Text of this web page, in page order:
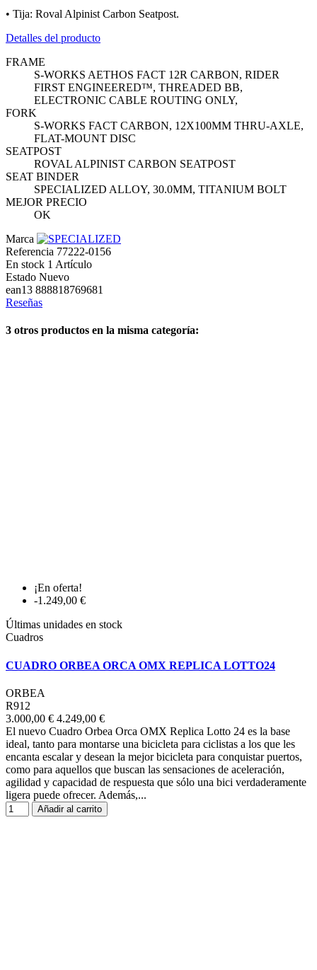
• Tija: Roval Alpinist Carbon Seatpost.
Detalles del producto
FRAME
S-WORKS AETHOS FACT 12R CARBON, RIDER
FIRST ENGINEERED™, THREADED BB,
ELECTRONIC CABLE ROUTING ONLY,
FORK
S-WORKS FACT CARBON, 12X100MM THRU-AXLE,
FLAT-MOUNT DISC
SEATPOST
ROVAL ALPINIST CARBON SEATPOST
SEAT BINDER
SPECIALIZED ALLOY, 30.0MM, TITANIUM BOLT
MEJOR PRECIO
OK
Marca
Referencia 77222-0156
En stock 1 Artículo
Estado Nuevo
ean13 888818769681
Reseñas
3 otros productos en la misma categoría:
¡En oferta!
-1.249,00 €
Últimas unidades en stock
Cuadros
CUADRO ORBEA ORCA OMX REPLICA LOTTO24
ORBEA
R912
3.000,00 € 4.249,00 €
El nuevo Cuadro Orbea Orca OMX Replica Lotto 24 es la base
ideal, tanto para montarse una bicicleta para ciclistas a los que les
encanta escalar y desean la mejor bicicleta para conquistar puertos,
como para aquellos que buscan las sensaciones de aceleración,
agilidad y capacidad de respuesta que sólo una bici verdaderamente
ligera puede ofrecer. Además,...
Añadir al carrito